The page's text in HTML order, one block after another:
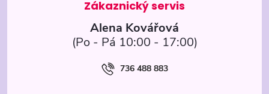
Alena Kovářová
736 488 883